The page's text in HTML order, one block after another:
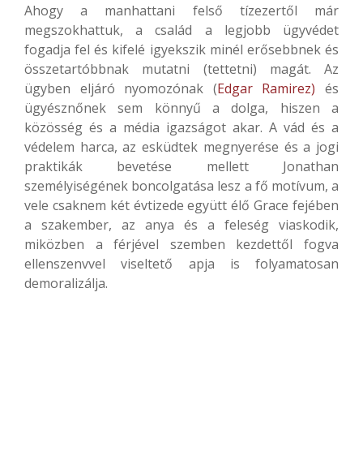
Ahogy a manhattani felső tízezertől már
megszokhattuk, a család a legjobb ügyvédet
fogadja fel és kifelé igyekszik minél erősebbnek és
összetartóbbnak mutatni (tettetni) magát. Az
ügyben eljáró nyomozónak (Edgar Ramirez) és
ügyésznőnek sem könnyű a dolga, hiszen a
közösség és a média igazságot akar. A vád és a
védelem harca, az esküdtek megnyerése és a jogi
praktikák bevetése mellett Jonathan
személyiségének boncolgatása lesz a fő motívum, a
vele csaknem két évtizede együtt élő Grace fejében
a szakember, az anya és a feleség viaskodik,
miközben a férjével szemben kezdettől fogva
ellenszenvvel viseltető apja is folyamatosan
demoralizálja.